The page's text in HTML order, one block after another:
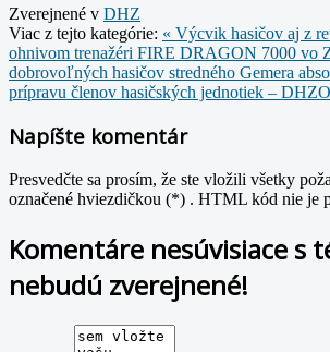
Zverejnené v DHZ
Viac z tejto kategórie: « Výcvik hasičov aj z
ohnivom trenažéri FIRE DRAGON 7000 vo
dobrovoľných hasičov stredného Gemera
prípravu členov hasičských jednotiek –
Napíšte komentár
Presvedčte sa prosím, že ste vložili všetky
označené hviezdičkou (*) . HTML kód nie je
Komentáre nesúvisiace s
nebudú zverejnené!